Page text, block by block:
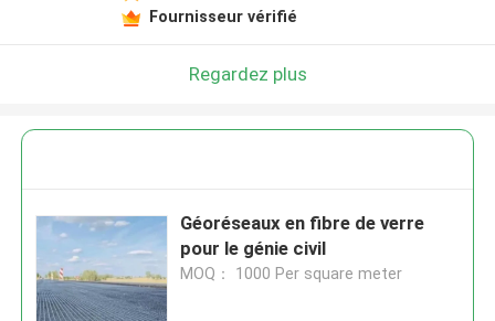
Fournisseur vérifié
Regardez plus
Géoréseaux en fibre de verre
pour le génie civil
MOQ： 1000 Per square meter